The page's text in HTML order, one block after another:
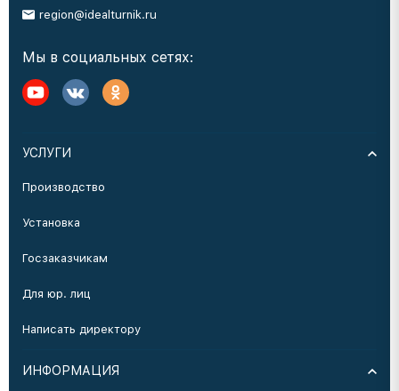
region@idealturnik.ru
Мы в социальных сетях:
УСЛУГИ
Производство
Установка
Госзаказчикам
Для юр. лиц
Написать директору
ИНФОРМАЦИЯ